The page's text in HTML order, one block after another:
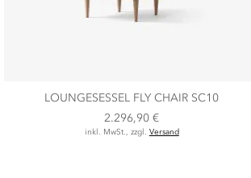
LOUNGESESSEL FLY CHAIR SC10
2.296,90 €
inkl. MwSt., zzgl. Versand